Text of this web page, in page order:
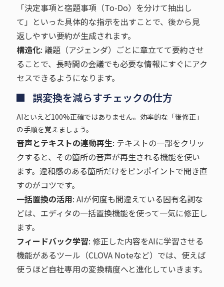
「決定事項と宿題事項（To-Do）を分けて抽出し
て」といった具体的な指示を出すことで、後から見
返しやすい要約が生成されます。
構造化: 議題（アジェンダ）ごとに章立てて要約させ
ることで、長時間の会議でも必要な情報にすぐにアク
セスできるようになります。
誤変換を減らすチェックの仕方
AIといえど100%正確ではありません。効率的な「後修正」
の手順を覚えましょう。
音声とテキストの連動再生: テキストの一部をクリッ
クすると、その箇所の音声が再生される機能を使い
ます。違和感のある箇所だけをピンポイントで聞き直
すのがコツです。
一括置換の活用: AIが何度も間違えている固有名詞な
どは、エディタの一括置換機能を使って一気に修正し
ます。
フィードバック学習: 修正した内容をAIに学習させる
機能があるツール（CLOVA Noteなど）では、使えば
使うほど自社専用の変換精度へと進化していきます。